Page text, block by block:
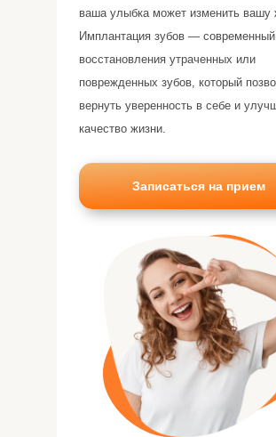
Записаться на прием
ваша улыбка может изменить вашу
Имплантация зубов —
восстановления утраченных или
поврежденных зубов, который
вернуть уверенность в себе и
качество жизни.